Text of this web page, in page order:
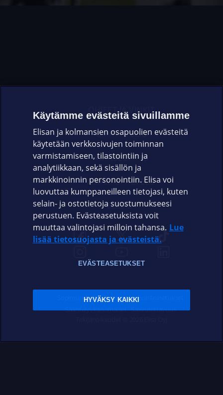
OHJEET JA VINKIT
OMAYHTEISÖ
VIANSELVITYS
ASIAKASPALVELU
ELISA.FI
Sopimusehdot Tietosuoja Evästeasetukset
Sääntelyviranomaiset Saavutettavuus
Käytämme evästeitä sivuillamme
Elisan ja kolmansien osapuolien evästeitä
käytetään verkkosivujen toiminnan
varmistamiseen, tilastointiin ja
analytiikkaan, sekä sisällön ja
markkinoinnin personointiin. Elisa voi
luovuttaa kumppaneilleen tietojasi, kuten
selain- ja ostotietoja suostumukseesi
perustuen. Evästeasetuksista voit
muuttaa valintojasi milloin tahansa. Lue
lisää tietosuojasta ja evästeistä.
EVÄSTEASETUKSET
HYVÄKSY KAIKKI